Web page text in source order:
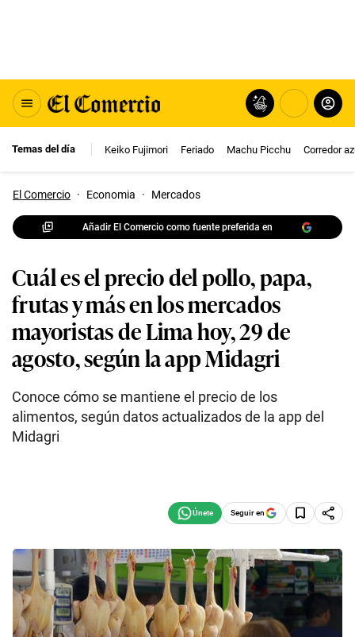
Temas del día Keiko Fujimori Feriado Machu Picchu Corredor
El Comercio · Economia · Mercados
Añadir El Comercio como fuente preferida en
Cuál es el precio del pollo, papa,
frutas y más en los mercados
mayoristas de Lima hoy, 29 de
agosto, según la app Midagri
Conoce cómo se mantiene el precio de los
alimentos, según datos actualizados de la app del
Midagri
Seguir en